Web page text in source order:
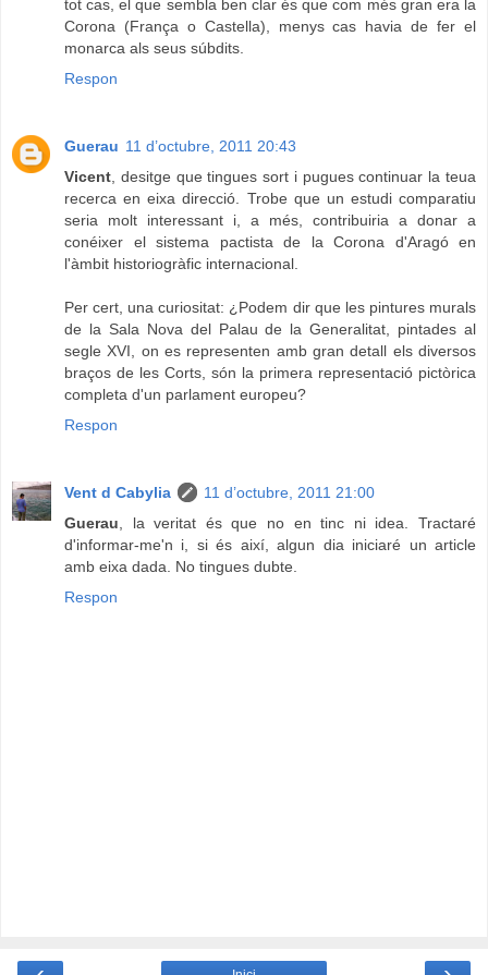
tot cas, el que sembla ben clar és que com més gran era la
Corona (França o Castella), menys cas havia de fer el
monarca als seus súbdits.
Respon
Guerau 11 d’octubre, 2011 20:43
Vicent , desitge que tingues sort i pugues continuar la teua
recerca en eixa direcció. Trobe que un estudi comparatiu
seria molt interessant i, a més, contribuiria a donar a
conéixer el sistema pactista de la Corona d'Aragó en
l'àmbit historiogràfic internacional.
Per cert, una curiositat: ¿Podem dir que les pintures murals
de la Sala Nova del Palau de la Generalitat, pintades al
segle XVI, on es representen amb gran detall els diversos
braços de les Corts, són la primera representació pictòrica
completa d'un parlament europeu?
Respon
Vent d Cabylia
11 d’octubre, 2011 21:00
Guerau , la veritat és que no en tinc ni idea. Tractaré
d'informar-me'n i, si és així, algun dia iniciaré un article
amb eixa dada. No tingues dubte.
Respon